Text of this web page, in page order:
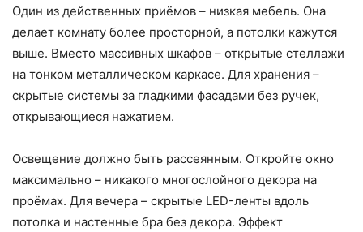
Один из действенных приёмов – низкая мебель. Она
делает комнату более просторной, а потолки кажутся
выше. Вместо массивных шкафов – открытые стеллажи
на тонком металлическом каркасе. Для хранения –
скрытые системы за гладкими фасадами без ручек,
открывающиеся нажатием.
Освещение должно быть рассеянным. Откройте окно
максимально – никакого многослойного декора на
проёмах. Для вечера – скрытые LED-ленты вдоль
потолка и настенные бра без декора. Эффект